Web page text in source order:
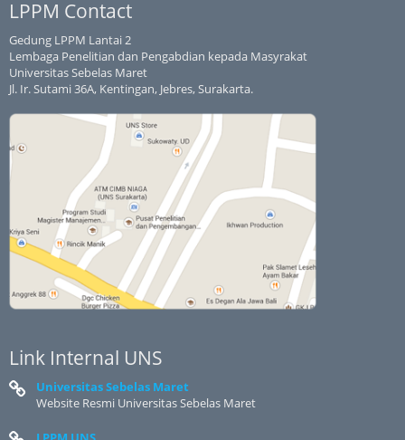
LPPM Contact
Gedung LPPM Lantai 2
Lembaga Penelitian dan Pengabdian kepada Masyrakat
Universitas Sebelas Maret
Jl. Ir. Sutami 36A, Kentingan, Jebres, Surakarta.
Link Internal UNS
Universitas Sebelas Maret
Website Resmi Universitas Sebelas Maret